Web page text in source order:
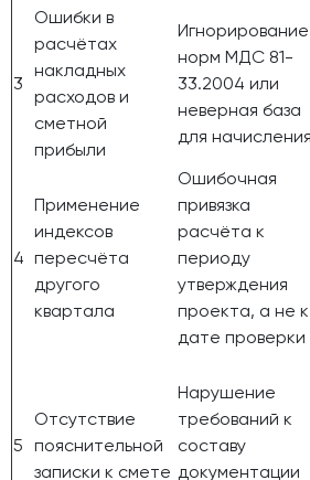
3
Ошибки в
расчётах
накладных
расходов и
сметной
прибыли
Игнорирование
норм МДС 81-
33.2004 или
неверная база
для начисления
4
Применение
индексов
пересчёта
другого
квартала
Ошибочная
привязка
расчёта к
периоду
утверждения
проекта, а не к
дате проверки
5
Отсутствие
пояснительной
записки к смете
Нарушение
требований к
составу
документации